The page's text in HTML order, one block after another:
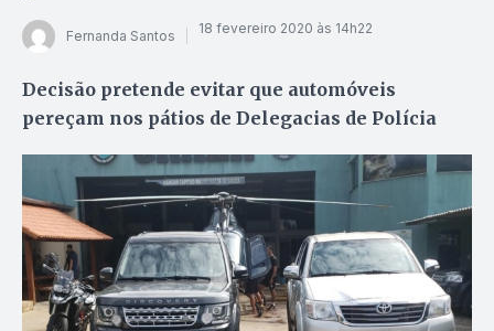
Fernanda Santos 18 fevereiro 2020 às 14h22
Decisão pretende evitar que automóveis
pereçam nos pátios de Delegacias de Polícia